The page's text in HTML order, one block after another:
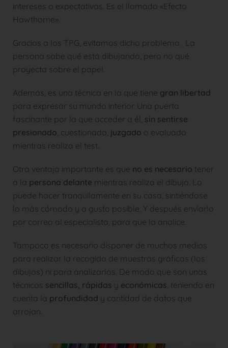
intereses o expectativas. Es el llamado «Efecto
Hawthorne».
Gracias a los TPG, evitamos dicho problema. La
persona sabe qué está dibujando, pero no qué
proyecta sobre el papel.
Además, es una técnica en la que tiene gran libertad
para expresar su mundo interior. Una puerta
fascinante por la que acceder a él, sin sentirse
presionado , cuestionado, juzgado o evaluado
mientras realiza el test.
Otra ventaja importante es que no es necesario tener
a la persona delante mientras realiza el dibujo. Lo
puede hacer tranquilamente en su casa, sintiéndose
lo más cómodo y a gusto posible. Y después enviarlo
por correo al especialista, para que lo analice.
Tampoco es necesario disponer de muchos medios
para realizar la recogida de muestras gráficas (los
dibujos) ni para analizarlos. De modo que son unas
técnicas sencillas, rápidas y económicas , teniendo en
cuenta la profundidad y cantidad de datos que
arrojan.